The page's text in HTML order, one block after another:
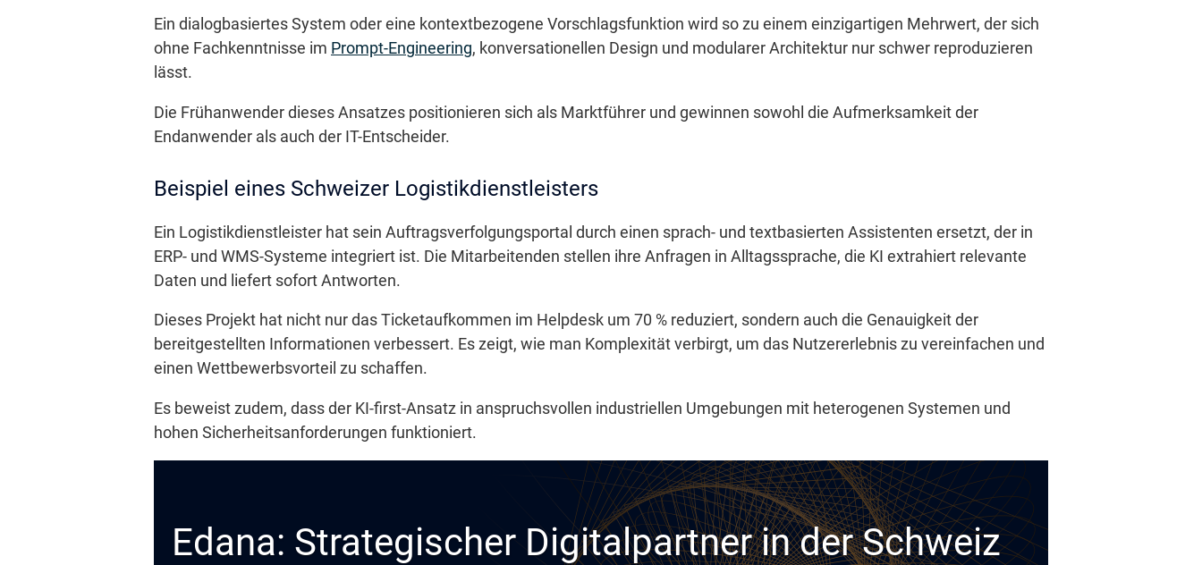
Ein dialogbasiertes System oder eine kontextbezogene Vorschlagsfunktion wird so zu einem einzigartigen Mehrwert, der sich
ohne Fachkenntnisse im Prompt-Engineering, konversationellen Design und modularer Architektur nur schwer reproduzieren
lässt.
Die Frühanwender dieses Ansatzes positionieren sich als Marktführer und gewinnen sowohl die Aufmerksamkeit der
Endanwender als auch der IT-Entscheider.
Beispiel eines Schweizer Logistikdienstleisters
Ein Logistikdienstleister hat sein Auftragsverfolgungsportal durch einen sprach- und textbasierten Assistenten ersetzt, der in
ERP- und WMS-Systeme integriert ist. Die Mitarbeitenden stellen ihre Anfragen in Alltagssprache, die KI extrahiert relevante
Daten und liefert sofort Antworten.
Dieses Projekt hat nicht nur das Ticketaufkommen im Helpdesk um 70 % reduziert, sondern auch die Genauigkeit der
bereitgestellten Informationen verbessert. Es zeigt, wie man Komplexität verbirgt, um das Nutzererlebnis zu vereinfachen und
einen Wettbewerbsvorteil zu schaffen.
Es beweist zudem, dass der KI-first-Ansatz in anspruchsvollen industriellen Umgebungen mit heterogenen Systemen und
hohen Sicherheitsanforderungen funktioniert.
Edana: Strategischer Digitalpartner in der Schweiz